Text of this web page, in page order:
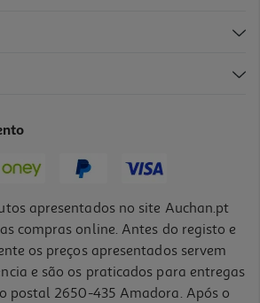
apresentados no site Auchan.pt
compras online. Antes do registo e
os preços apresentados servem
e são os praticados para entregas
postal 2650-435 Amadora. Após o